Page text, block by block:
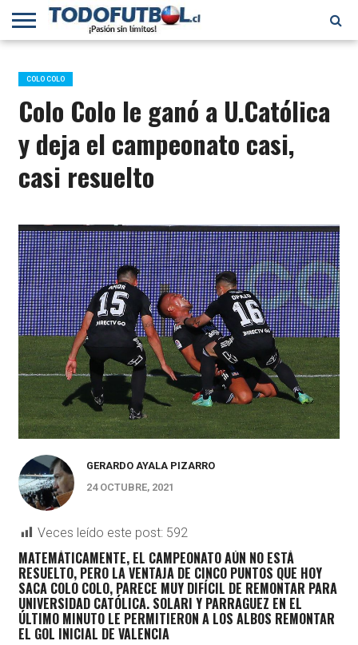
PRIMERA
B
SELECCIÓN
CHILENA
CHILENOS
EN EL
MUNDO
FÚTBOL
INTERNACIONAL
COLO COLO
Colo Colo le ganó a U.Católica
y deja el campeonato casi,
casi resuelto
GERARDO AYALA PIZARRO
24 OCTUBRE, 2021
Veces leído este post: 592
MATEMÁTICAMENTE, EL CAMPEONATO AÚN NO ESTÁ
RESUELTO, PERO LA VENTAJA DE CINCO PUNTOS QUE HOY
SACA COLO COLO, PARECE MUY DIFÍCIL DE REMONTAR PARA
UNIVERSIDAD CATÓLICA. SOLARI Y PARRAGUEZ EN EL
ÚLTIMO MINUTO LE PERMITIERON A LOS ALBOS REMONTAR
EL GOL INICIAL DE VALENCIA